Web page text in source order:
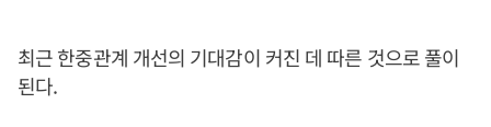
최근 한중관계 개선의 기대감이 커진 데 따른 것으로 풀이
된다.